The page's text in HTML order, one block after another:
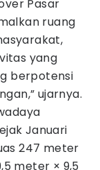
Pasar
ruang
yang
berpotensi
ujarnya.
Januari
247 meter
meter × 9,5